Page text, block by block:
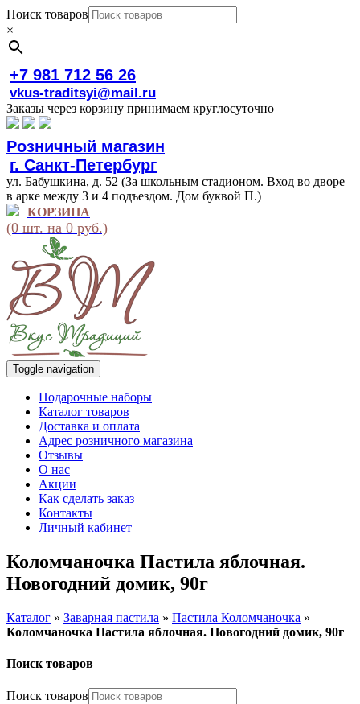
Поиск товаров
×
+7 981 712 56 26
vkus-traditsyi@mail.ru
Заказы через корзину принимаем круглосуточно
Розничный магазин
г. Санкт-Петербург
ул. Бабушкина, д. 52 (За школьным стадионом. Вход во дворе
в арке между 3 и 4 подъездом. Дом буквой П.)
КОРЗИНА
(0 шт. на 0 руб.)
Toggle navigation
Подарочные наборы
Каталог товаров
Доставка и оплата
Адрес розничного магазина
Отзывы
О нас
Акции
Как сделать заказ
Контакты
Личный кабинет
Коломчаночка Пастила яблочная.
Новогодний домик, 90г
Каталог » Заварная пастила » Пастила Коломчаночка »
Коломчаночка Пастила яблочная. Новогодний домик, 90г
Поиск товаров
Поиск товаров